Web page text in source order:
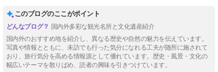
このブログのここがポイント
国内外多彩な観光名所と文化遺産紹介
国内外のおすすめ地を紹介し、異なる歴史や自然の魅力を伝えています。
写真や情報とともに、未訪でも行った気分になれる工夫が随所に施されて
おり、旅行気分を高める情報源として優れています。歴史・風景・文化の
幅広いテーマを散りばめ、読者の興味を引きつけています。